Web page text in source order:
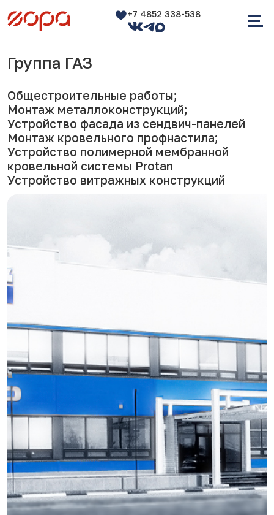
+7 4852 338-538
Группа ГАЗ
Общестроительные работы;
Монтаж металлоконструкций;
Устройство фасада из сендвич-панелей
Монтаж кровельного профнастила;
Устройство полимерной мембранной
кровельной системы Protan
Устройство витражных конструкций